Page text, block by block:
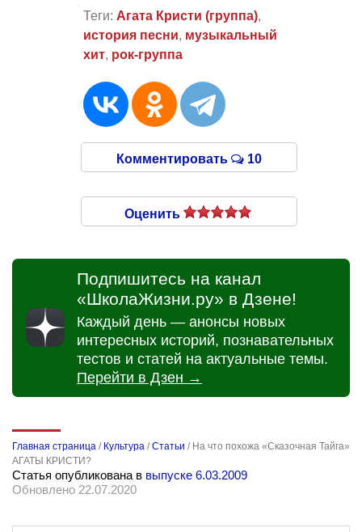
Теги: Агата Кристи (группа),
история песни, музыкальный
хит, рок-группа
Комментировать 10
Оценить
Подпишитесь на канал
«ШколаЖизни.ру» в Дзене!
Каждый день — анонсы новых
интересных историй, познавательных
тестов и статей на актуальные темы.
Перейти в Дзен →
Главная страница / Культура /Статьи / На что похожа «Сказочная Тайга»
АГАТЫ КРИСТИ?
Статья опубликована в выпуске 6.03.2009
Обновлено 22.07.2020